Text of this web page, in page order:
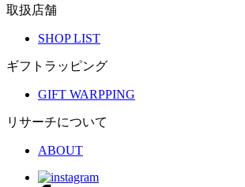
取扱店舗
SHOP LIST
ギフトラッピング
GIFT WARPPING
リサーチについて
ABOUT